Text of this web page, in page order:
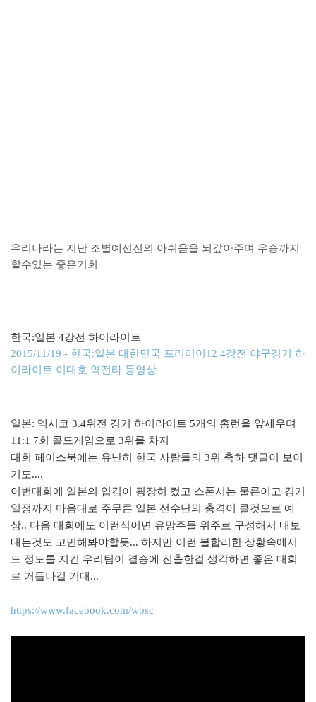
우리나라는 지난 조별예선전의 아쉬움을 되갚아주며 우승까지
할수있는 좋은기회
한국:일본 4강전 하이라이트
2015/11/19 - 한국:일본 대한민국 프리미어12 4강전 야구경기 하
이라이트 이대호 역전타 동영상
일본: 멕시코 3.4위전 경기 하이라이트 5개의 홈런을 앞세우며
11:1 7회 콜드게임으로 3위를 차지
대회 페이스북에는 유난히 한국 사람들의 3위 축하 댓글이 보이
기도....
이번대회에 일본의 입김이 굉장히 컸고 스폰서는 물론이고 경기
일정까지 마음대로 주무른 일본 선수단의 충격이 클것으로 예
상.. 다음 대회에도 이런식이면 유망주들 위주로 구성해서 내보
내는것도 고민해봐야할듯... 하지만 이런 불합리한 상황속에서
도 정도를 지킨 우리팀이 결승에 진출한걸 생각하면 좋은 대회
로 거듭나길 기대...
https://www.facebook.com/wbsc